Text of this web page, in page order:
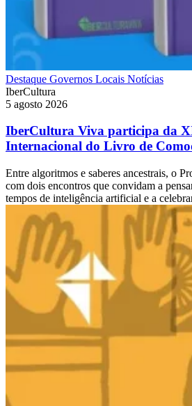
Destaque Governos Locais Notícias
IberCultura
5 agosto 2026
IberCultura Viva participa da
Internacional do Livro de
Entre algoritmos e saberes ancestrais, o
com dois encontros que convidam a
tempos de inteligência artificial e a